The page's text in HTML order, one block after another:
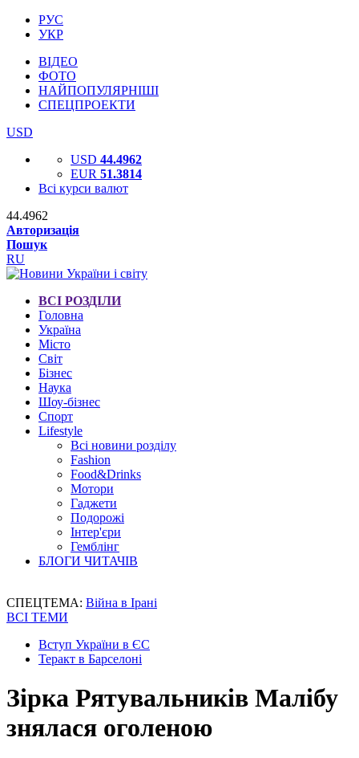
РУС
УКР
ВІДЕО
ФОТО
НАЙПОПУЛЯРНІШІ
СПЕЦПРОЕКТИ
USD
USD 44.4962
EUR 51.3814
Всі курси валют
44.4962
Авторизація
Пошук
RU
ВСІ РОЗДІЛИ
Головна
Україна
Місто
Світ
Бізнес
Наука
Шоу-бізнес
Спорт
Lifestyle
Всі новини розділу
Fashion
Food&Drinks
Мотори
Гаджети
Подорожі
Інтер'єри
Гемблінг
БЛОГИ ЧИТАЧІВ
СПЕЦТЕМА: Війна в Ірані
ВСІ ТЕМИ
Вступ України в ЄС
Теракт в Барселоні
Зірка Рятувальників Малібу
знялася оголеною